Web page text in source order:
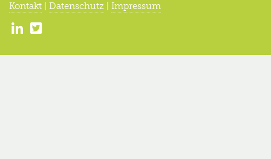
Kontakt Datenschutz Impressum